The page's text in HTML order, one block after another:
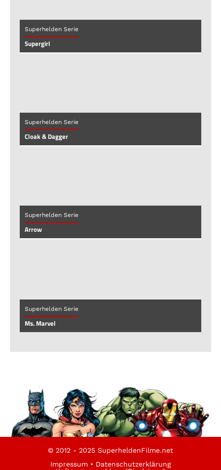
Superhelden Serie
Supergirl
Superhelden Serie
Cloak & Dagger
Superhelden Serie
Arrow
Superhelden Serie
Ms. Marvel
© 2012 - 2025 SuperheldenFilme.net
Impressum • Datenschutzerklärung